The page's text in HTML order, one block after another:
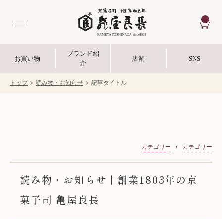
お買い物
ブランド紹
介
店舗 SNS
トップ 読み物・お知らせ 記事タイトル
カテゴリー カテゴリー
読み物・お知らせ | 創業1803年の京
菓子司 亀屋良長